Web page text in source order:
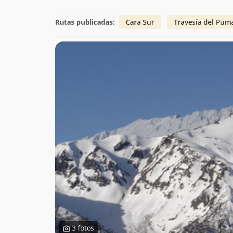
Rutas publicadas: Cara Sur Travesía del
3 fotos